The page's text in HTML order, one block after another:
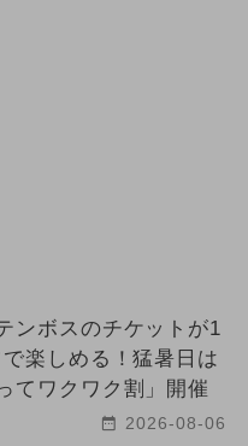
アート
ンボスのチケットが1
楽しめる！猛暑日は
てワクワク割」開催
2026-08-06